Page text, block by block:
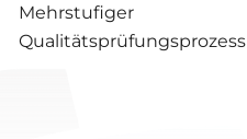
Mehrstufiger
Qualitätsprüfungsprozess